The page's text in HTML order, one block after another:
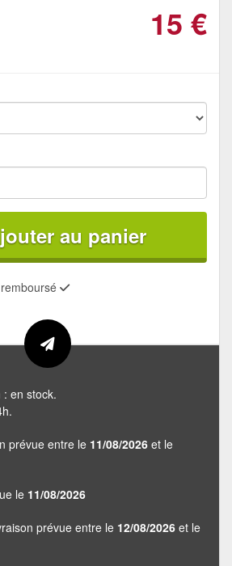
15 €
au panier
: en stock.
prévue entre le 11/08/2026 et le
le 11/08/2026
prévue entre le 12/08/2026 et le